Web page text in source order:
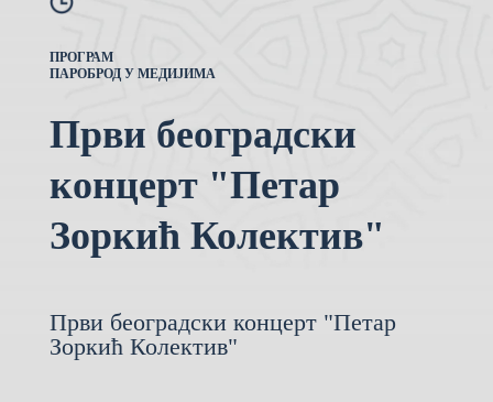
ПРОГРАМ
ПАРОБРОД У МЕДИЈИМА
Први београдски
концерт "Петар
Зоркић Колектив"
Први београдски концерт "Петар
Зоркић Колектив"